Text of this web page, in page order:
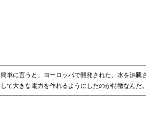
簡単に言うと、ヨーロッパで開発された、水を沸
して大きな電力を作れるようにしたのが特徴なんだ。